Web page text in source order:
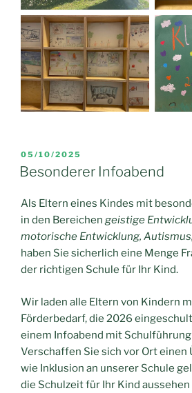
VERÖFFENTLICHT
AM
05/10/2025
Besonderer Infoabend
Als Eltern eines Kindes mit
in den Bereichen geistige
motorische Entwicklung,
haben Sie sicherlich eine Menge
der richtigen Schule für Ihr Kind.
Wir laden alle Eltern von Kindern
Förderbedarf, die 2026
einem Infoabend mit Schulführung
Verschaffen Sie sich vor Ort einen
wie Inklusion an unserer Schule
die Schulzeit für Ihr Kind